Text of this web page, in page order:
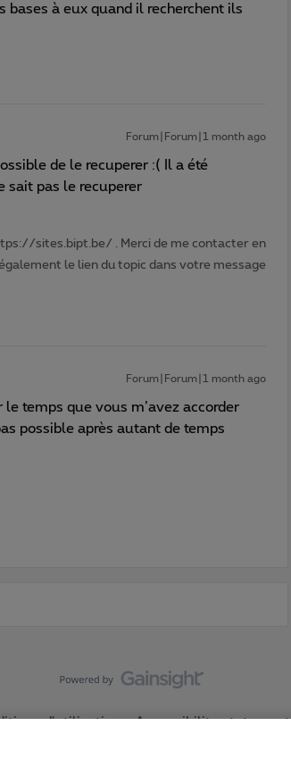
bases à eux quand il recherchent ils
Forum|Forum|1 month ago
de le recuperer :( Il a été
sait pas le recuperer
sites.bipt.be/ . Merci de me contacter en
le lien du topic dans votre message
Forum|Forum|1 month ago
temps que vous m’avez accorder
possible après autant de temps
d'utilisation Accessibility statement